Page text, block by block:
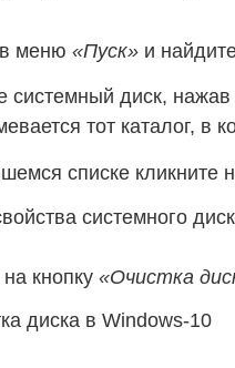
меню «Пуск» и
системный диск,
тот каталог,
списке кликните
кнопку «Очистка